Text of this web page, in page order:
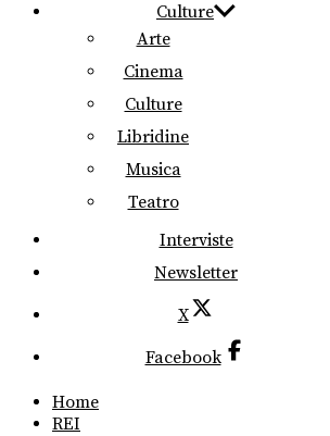
Culture
Arte
Cinema
Culture
Libridine
Musica
Teatro
Interviste
Newsletter
X
Facebook
Home
REI